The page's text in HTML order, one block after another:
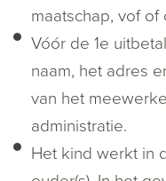
maatschap, vof of
Vóór de 1e
naam, het adres
van het
administratie.
Het kind werkt in